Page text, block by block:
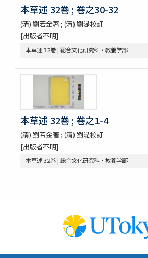
錦窠翁耋筵誌
錦窠翁九十賀壽博物會誌 / 伊藤篤太郎編
多識會誌
伊藤圭介履歴
救荒本草啓蒙 / 小野蕙蕙口授 ; 小野彦安録
救荒野譜記聞
艸木圖説 / 飯沼慾齋著 ; 田中芳男, 小野職愨増訂
本草圖譜 / 潅園岩崎常正著 ; 飯田藏太郎編纂
本草圖譜 / 岩崎常正著
瓶史草木備考
植物漢名鑑
[和]朝本草
寫生本草書
詩経草木觧 / 小野蕙畝識孝選
香山采種 / 鶴鳴竹内又玄 [撰]
梅品 / 怡顔齋松岡先生著
小金井櫻花圖説 / 三好學著
本草述 32巻 ; 卷之30-32
(清) 劉若金著 ; (清) 劉湜校訂
[出版者不明]
本草述 32巻 | 総合文化研究科・教養学部
本草述 32巻 ; 卷之1-4
(清) 劉若金著 ; (清) 劉湜校訂
[出版者不明]
本草述 32巻 | 総合文化研究科・教養学部